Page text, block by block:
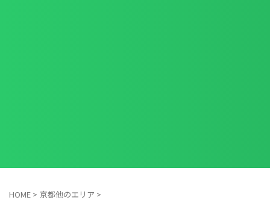
HOME > 京都他のエリア >